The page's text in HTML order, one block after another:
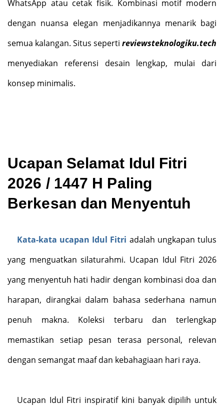
WhatsApp atau cetak fisik. Kombinasi motif modern
dengan nuansa elegan menjadikannya menarik bagi
semua kalangan. Situs seperti reviewsteknologiku.tech
menyediakan referensi desain lengkap, mulai dari
konsep minimalis.
Ucapan Selamat Idul Fitri
2026 / 1447 H Paling
Berkesan dan Menyentuh
Kata-kata ucapan Idul Fitri adalah ungkapan tulus
yang menguatkan silaturahmi. Ucapan Idul Fitri 2026
yang menyentuh hati hadir dengan kombinasi doa dan
harapan, dirangkai dalam bahasa sederhana namun
penuh makna. Koleksi terbaru dan terlengkap
memastikan setiap pesan terasa personal, relevan
dengan semangat maaf dan kebahagiaan hari raya.
Ucapan Idul Fitri inspiratif kini banyak dipilih untuk